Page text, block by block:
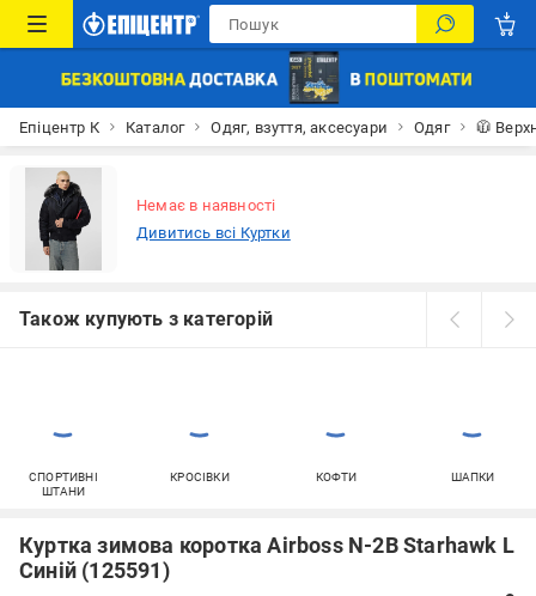
Епіцентр К Каталог Одяг, взуття, аксесуари Одяг 🧥
Немає в наявності
Дивитись всі Куртки
Також купують з категорій
СПОРТИВНІ
ШТАНИ
КРОСІВКИ КОФТИ ШАПКИ
Куртка зимова коротка Airboss N-2B Starhawk L
Синій (125591)